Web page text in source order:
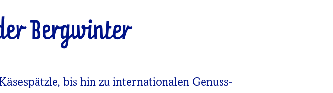
Bergwinter
bis hin zu internationalen Genuss-